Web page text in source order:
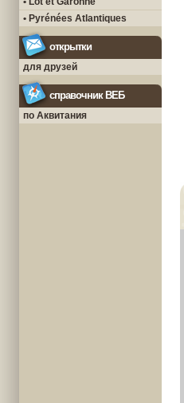
• Pyrénées Atlantiques
открытки
для друзей
справочник ВЕБ
по Аквитания